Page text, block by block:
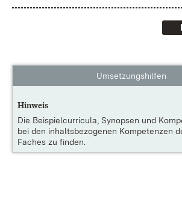
Umsetzungshilfen
Hinweis
Die Beispielcurricula, Synopsen und
bei den inhaltsbezogenen Kompetenzen
Faches zu finden.